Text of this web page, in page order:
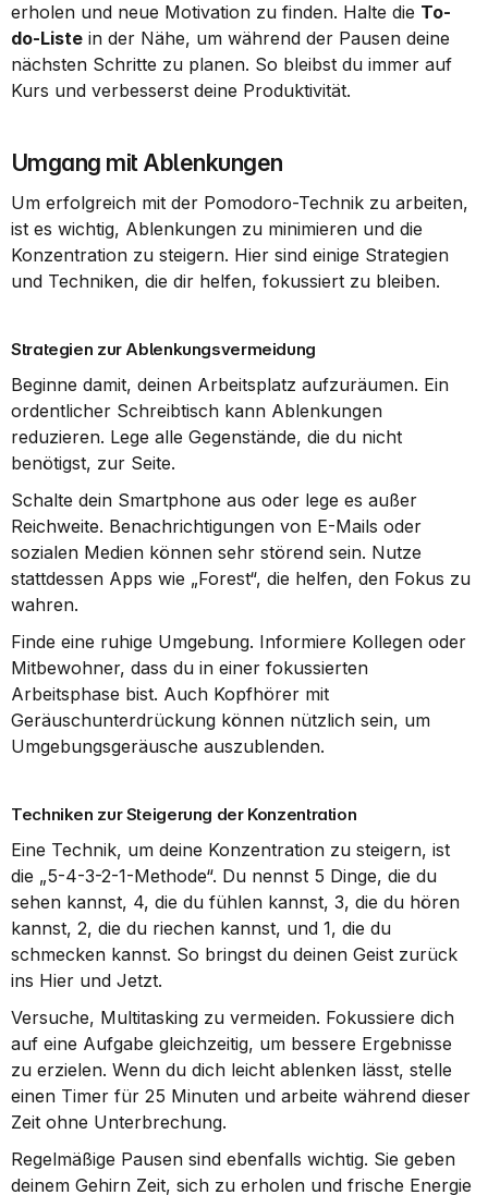
erholen und neue Motivation zu finden. Halte die To-
do-Liste in der Nähe, um während der Pausen deine
nächsten Schritte zu planen. So bleibst du immer auf
Kurs und verbesserst deine Produktivität.
Umgang mit Ablenkungen
Um erfolgreich mit der Pomodoro-Technik zu arbeiten,
ist es wichtig, Ablenkungen zu minimieren und die
Konzentration zu steigern. Hier sind einige Strategien
und Techniken, die dir helfen, fokussiert zu bleiben.
Strategien zur Ablenkungsvermeidung
Beginne damit, deinen Arbeitsplatz aufzuräumen. Ein
ordentlicher Schreibtisch kann Ablenkungen
reduzieren. Lege alle Gegenstände, die du nicht
benötigst, zur Seite.
Schalte dein Smartphone aus oder lege es außer
Reichweite. Benachrichtigungen von E-Mails oder
sozialen Medien können sehr störend sein. Nutze
stattdessen Apps wie „Forest“, die helfen, den Fokus zu
wahren.
Finde eine ruhige Umgebung. Informiere Kollegen oder
Mitbewohner, dass du in einer fokussierten
Arbeitsphase bist. Auch Kopfhörer mit
Geräuschunterdrückung können nützlich sein, um
Umgebungsgeräusche auszublenden.
Techniken zur Steigerung der Konzentration
Eine Technik, um deine Konzentration zu steigern, ist
die „5-4-3-2-1-Methode“. Du nennst 5 Dinge, die du
sehen kannst, 4, die du fühlen kannst, 3, die du hören
kannst, 2, die du riechen kannst, und 1, die du
schmecken kannst. So bringst du deinen Geist zurück
ins Hier und Jetzt.
Versuche, Multitasking zu vermeiden. Fokussiere dich
auf eine Aufgabe gleichzeitig, um bessere Ergebnisse
zu erzielen. Wenn du dich leicht ablenken lässt, stelle
einen Timer für 25 Minuten und arbeite während dieser
Zeit ohne Unterbrechung.
Regelmäßige Pausen sind ebenfalls wichtig. Sie geben
deinem Gehirn Zeit, sich zu erholen und frische Energie